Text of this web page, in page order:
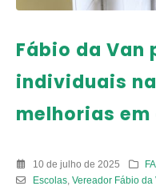
Fábio da Van
individuais
melhorias em
10 de julho de 2025
Escolas, Vereador Fábio da